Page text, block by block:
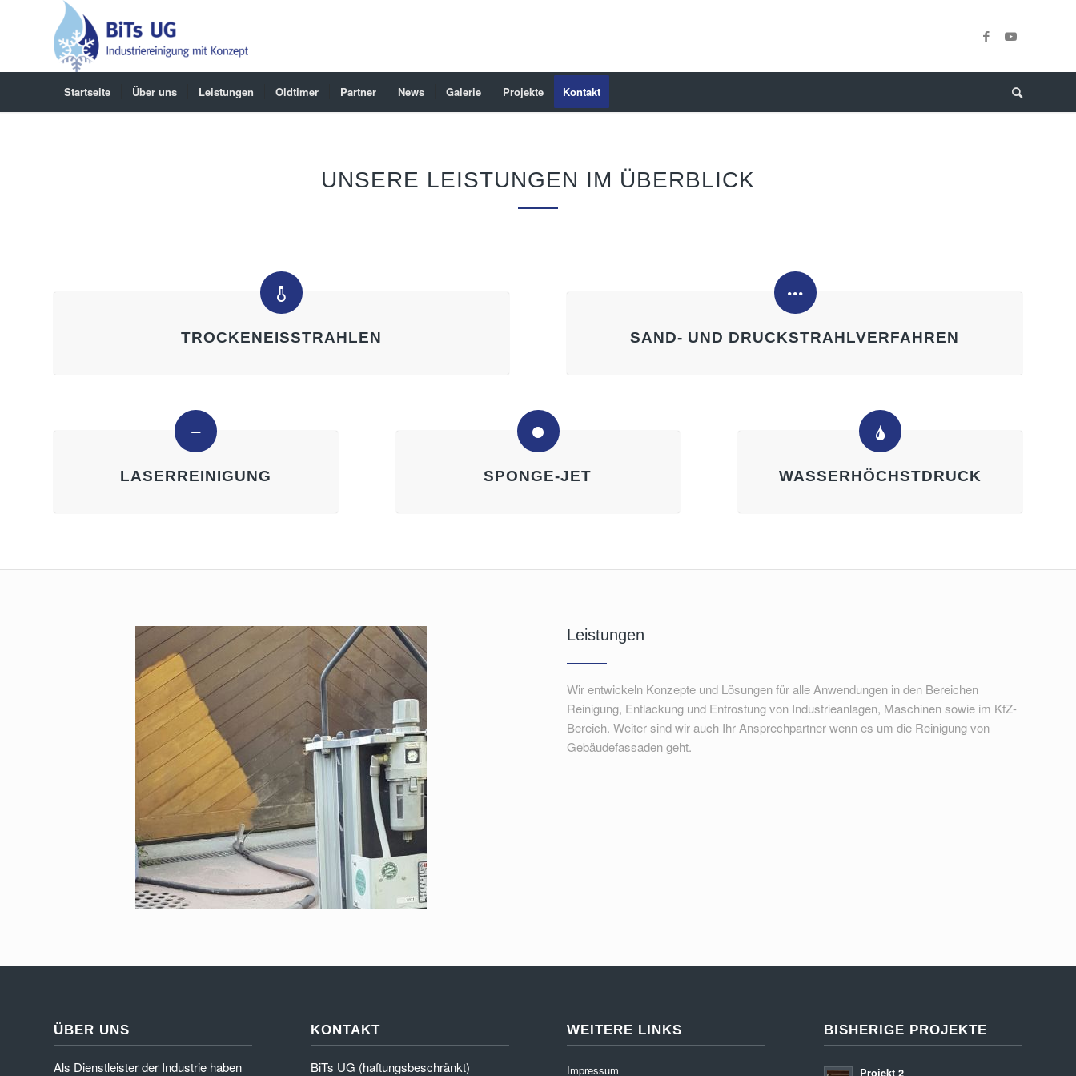
Startseite Über uns Leistungen Oldtimer Partner News Galerie Projekte Kontakt
UNSERE LEISTUNGEN IM ÜBERBLICK
TROCKENEISSTRAHLEN SAND- UND DRUCKSTRAHLVERFAHREN
LASERREINIGUNG SPONGE-JET WASSERHÖCHSTDRUCK
Leistungen
Wir entwickeln Konzepte und Lösungen für alle Anwendungen in den Bereichen
Reinigung, Entlackung und Entrostung von Industrieanlagen, Maschinen sowie im KfZ-
Bereich. Weiter sind wir auch Ihr Ansprechpartner wenn es um die Reinigung von
Gebäudefassaden geht.
ÜBER UNS
Als Dienstleister der Industrie haben
KONTAKT
BiTs UG (haftungsbeschränkt)
WEITERE LINKS
Impressum
BISHERIGE PROJEKTE
Projekt 2